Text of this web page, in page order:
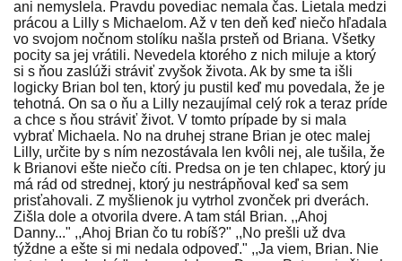
ani nemyslela. Pravdu povediac nemala čas. Lietala medzi
prácou a Lilly s Michaelom. Až v ten deň keď niečo hľadala
vo svojom nočnom stolíku našla prsteň od Briana. Všetky
pocity sa jej vrátili. Nevedela ktorého z nich miluje a ktorý
si s ňou zaslúži stráviť zvyšok života. Ak by sme ta išli
logicky Brian bol ten, ktorý ju pustil keď mu povedala, že je
tehotná. On sa o ňu a Lilly nezaujímal celý rok a teraz príde
a chce s ňou stráviť život. V tomto prípade by si mala
vybrať Michaela. No na druhej strane Brian je otec malej
Lilly, určite by s ním nezostávala len kvôli nej, ale tušila, že
k Brianovi ešte niečo cíti. Predsa on je ten chlapec, ktorý ju
má rád od strednej, ktorý ju nestrápňoval keď sa sem
prisťahovali. Z myšlienok ju vytrhol zvonček pri dverách.
Zišla dole a otvorila dvere. A tam stál Brian. ,,Ahoj
Danny..." ,,Ahoj Brian čo tu robíš?" ,,No prešli už dva
týždne a ešte si mi nedala odpoveď." ,,Ja viem, Brian. Nie